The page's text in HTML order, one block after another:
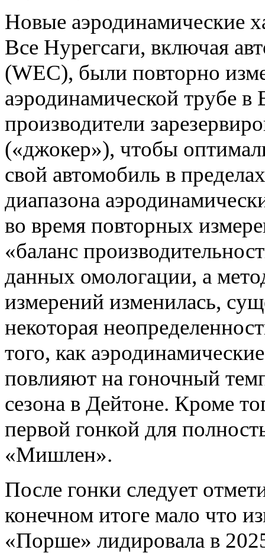
Новые аэродинамические
Все Нурегсаги, включая
(WEC), были повторно
аэродинамической трубе в
производители
(«джокер»), чтобы
свой автомобиль в
диапазона
во время повторных
«баланс
данных омологации, а
измерений изменилась,
некоторая
того, как
повлияют на гоночный
сезона в Дейтоне. Кроме
первой гонкой для
«Мишлен».
После гонки следует
конечном итоге мало что
«Порше» лидировала в